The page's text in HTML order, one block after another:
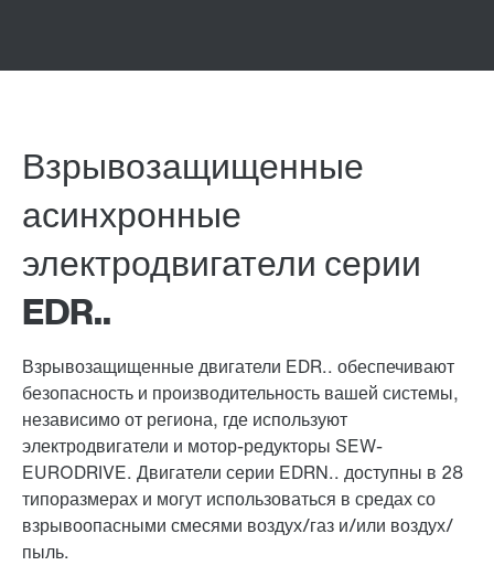
Взрывозащищенные
асинхронные
электродвигатели серии
EDR..
Взрывозащищенные двигатели EDR.. обеспечивают
безопасность и производительность вашей системы,
независимо от региона, где используют
электродвигатели и мотор-редукторы SEW-
EURODRIVE. Двигатели серии EDRN.. доступны в 28
типоразмерах и могут использоваться в средах со
взрывоопасными смесями воздух/газ и/или воздух/
пыль.